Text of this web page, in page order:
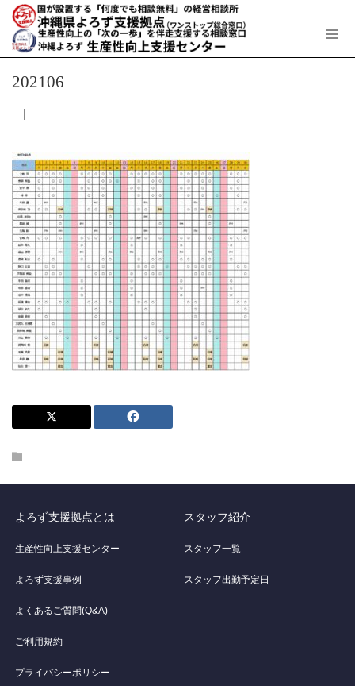
202106
よろず支援拠点とは
生産性向上支援センター
よろず支援事例
よくあるご質問(Q&A)
ご利用規約
プライバシーポリシー
スタッフ紹介
スタッフ一覧
スタッフ出勤予定日